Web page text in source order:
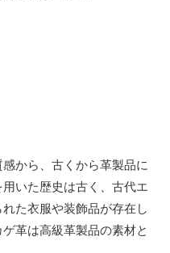
から、古くから革製品に
いた歴史は古く、古代エ
た衣服や装飾品が存在し
革は高級革製品の素材と